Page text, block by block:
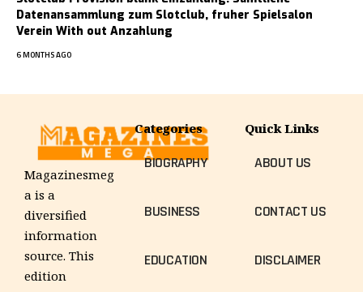
Datenansammlung zum Slotclub, fruher Spielsalon
Verein With out Anzahlung
6 MONTHS AGO
Magazinesmeg
a is a
diversified
information
source. This
edition
Categories
BIOGRAPHY
BUSINESS
EDUCATION
Quick Links
ABOUT US
CONTACT US
DISCLAIMER